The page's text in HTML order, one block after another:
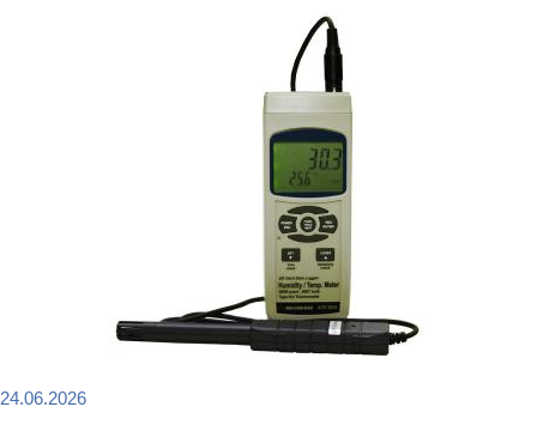
24.06.2026